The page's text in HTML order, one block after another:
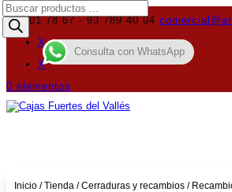
619 01 78 67 - 93 789 40 04
X
X
0 elementos
Búsqueda
de
productos
Inicio /Tienda /Cerraduras y recambios /
Consulta con WhatsApp